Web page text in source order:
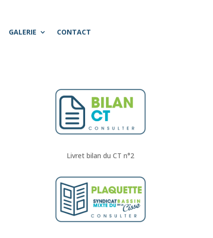
GALERIE CONTACT
Livret bilan du CT n°2